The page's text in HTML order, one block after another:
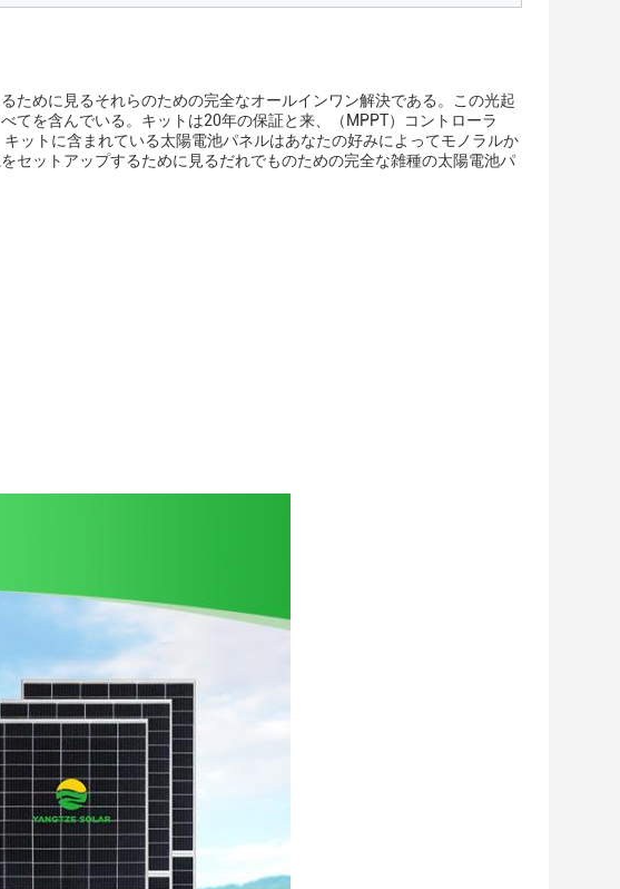
ために見るそれらのための完全なオールインワン解決である。この光起
てを含んでいる。キットは20年の保証と来、（MPPT）コントローラ
ットに含まれている太陽電池パネルはあなたの好みによってモノラルか
セットアップするために見るだれでものための完全な雑種の太陽電池パ